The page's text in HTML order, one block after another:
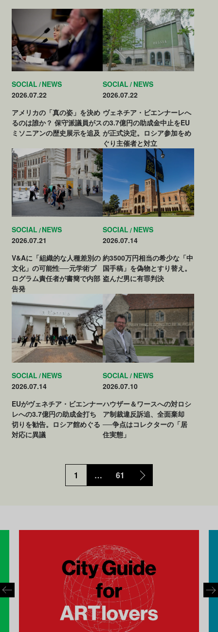
SOCIAL NEWS
2026.07.22
アメリカの「真の姿」を決め
るのは誰か？ 保守派議員がス
ミソニアンの歴史展示を追及
SOCIAL NEWS
2026.07.22
ヴェネチア・ビエンナーレへ
の3.7億円の助成金中止をEU
が正式決定。ロシア参加をめ
ぐり主催者と対立
SOCIAL NEWS
2026.07.21
V&Aに「組織的な人種差別の
文化」の可能性──元学術プ
ログラム責任者が書簡で内部
告発
SOCIAL NEWS
2026.07.14
約3500万円相当の希少な「中
国手稿」を偽物とすり替え。
盗んだ男に有罪判決
SOCIAL NEWS
2026.07.14
EUがヴェネチア・ビエンナー
レへの3.7億円の助成金打ち
切りを勧告。ロシア館めぐる
対応に異議
SOCIAL NEWS
2026.07.10
ハウザー＆ワースへの対ロシ
ア制裁違反訴追、全面棄却
──争点はコレクターの「居
住実態」
1 … 61